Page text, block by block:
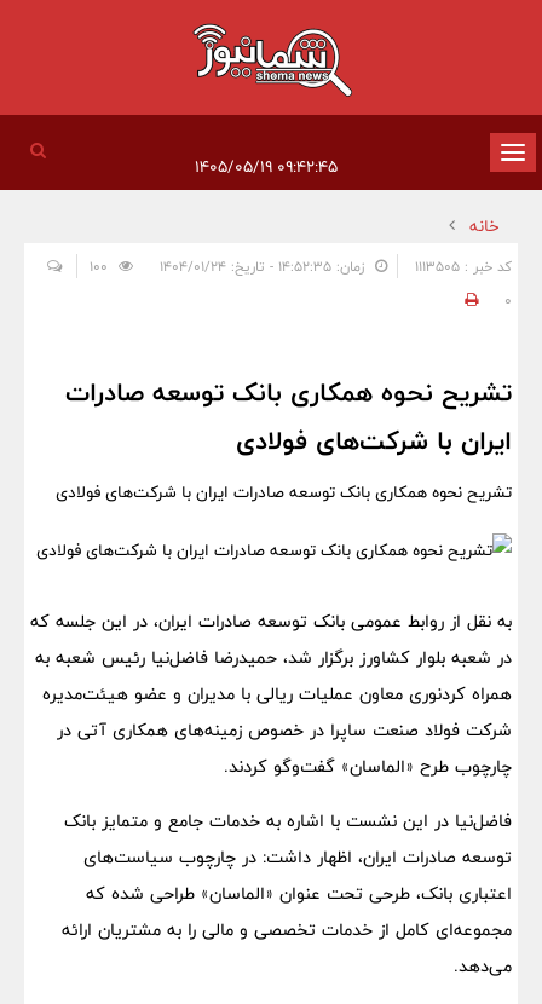
تغییر
وضعیت
ناوبری
۰۹:۴۲:۴۵ ۱۴۰۵/۰۵/۱۹
خانه
کد خبر : 1113505 زمان: ۱۴:۵۲:۳۵ - تاریخ: ۱۴۰۴/۰۱/۲۴
0
تشریح نحوه همکاری بانک توسعه صادرات
ایران با شرکت‌های فولادی
تشریح نحوه همکاری بانک توسعه صادرات ایران با شرکت‌های فولادی
به نقل از روابط عمومی بانک توسعه صادرات ایران، در این جلسه که
در شعبه بلوار کشاورز برگزار شد، حمیدرضا فاضل‌نیا رئیس شعبه به
همراه کردنوری معاون عملیات ریالی با مدیران و عضو هیئت‌مدیره
شرکت فولاد صنعت ساپرا در خصوص زمینه‌های همکاری آتی در
چارچوب طرح «الماسان» گفت‌وگو کردند.
فاضل‌نیا در این نشست با اشاره به خدمات جامع و متمایز بانک
توسعه صادرات ایران، اظهار داشت: در چارچوب سیاست‌های
اعتباری بانک، طرحی تحت عنوان «الماسان» طراحی شده که
مجموعه‌ای کامل از خدمات تخصصی و مالی را به مشتریان ارائه
می‌دهد.